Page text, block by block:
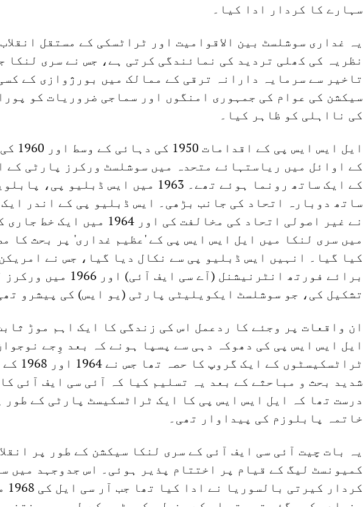
سہارے کا کردار ادا کیا۔
یہ غداری سوشلسٹ بین الاقوامیت اور ٹراٹسکی کے مستقل
نظریہ کی کھلی تردید کی نمائندگی کرتی ہے، جس نے سری لنکا
تاخیر سے سرمایہ دارانہ ترقی کے ممالک میں بورژوازی کے
سیکشن کی عوام کی جمہوری امنگوں اور سماجی ضروریات کو
کی نااہلی کو ظاہر کیا۔
ایل ایس ایس
کے اوائل میں ریاستہائے متحدہ میں سوشلسٹ ورکرز پارٹی کے
کے ایک ساتھ رونما ہوئے تھے۔ 1963 میں ایس ڈبلیو
ساتھ دوبارہ اتحاد کی جانب بڑھی۔ ایس ڈبلیو پی کے اندر
نے غیر اصولی اتحاد کی مخالفت کی اور 1964 میں
میں سری لنکا میں ایل ایس ایس پی کے 'عظیم غداری' پر بحث کا
کیا گیا۔ انہیں ایس ڈبلیو پی سے نکال دیا گیا، جس نے
برائے فورتھ انٹرنیشنل (آے سی ایف آئی)
تشکیل کی، جو سوشلسٹ ایکویلیٹی پارٹی (یو ایس) کی پیشرو
ان واقعات پر وجئے کا ردعمل اس کی زندگی کا ایک اہم موڑ
ایل ایس ایس پی کی دھوکہ دہی سے پسپا ہونے کہ بعد وِجے
ٹراٹسکیسٹوں
شدید بحث و مباحثے کے بعد یہ تسلیم کیا کہ آئی سی ایف آئی
درست تھا کہ ایل ایس ایس پی کا ایک ٹراٹسکیسٹ پارٹی کے طور
خاتمہ پابلوزم کی پیداوار تھی۔
یہ بات چیت آئی سی ایف آئی کے سری لنکا سیکشن کے طور پر
کمیونسٹ لیگ کے قیام پر اختتام پذیر ہوئی۔ اس جدوجہد میں